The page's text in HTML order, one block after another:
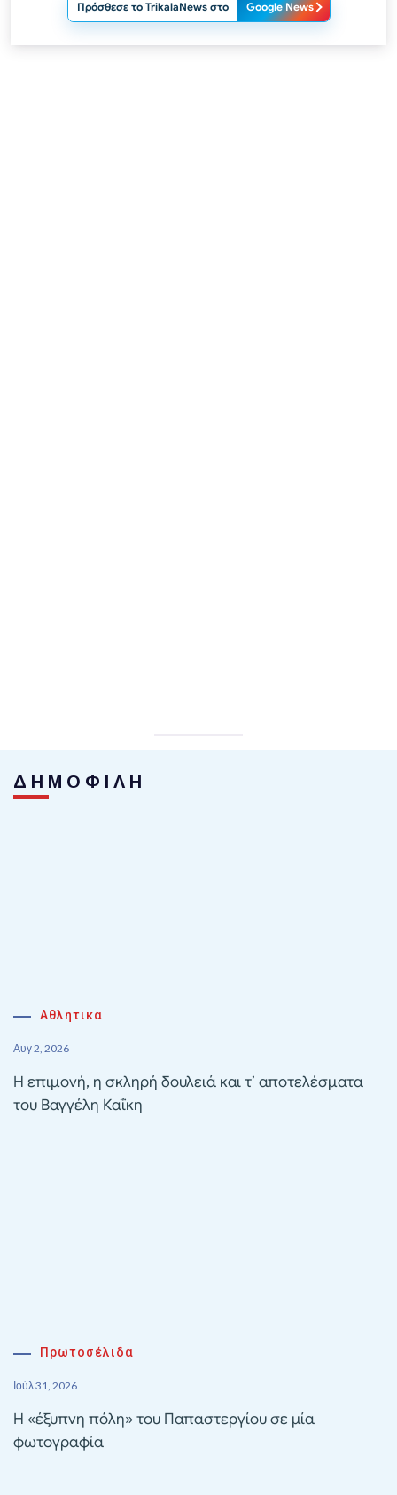
Πρόσθεσε το TrikalaNews στο Google News
ΔΗΜΟΦΙΛΗ
Αθλητικα
Αυγ 2, 2026
Η επιμονή, η σκληρή δουλειά και τ’ αποτελέσματα
του Βαγγέλη Καΐκη
Πρωτοσέλιδα
Ιούλ 31, 2026
Η «έξυπνη πόλη» του Παπαστεργίου σε μία
φωτογραφία